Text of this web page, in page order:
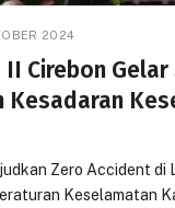
2024
II Cirebon
Kesadaran
Zero Accident di
Keselamatan